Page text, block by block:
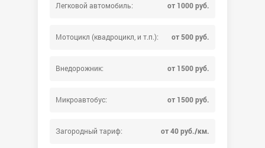
Легковой автомобиль: от 1000 руб.
Мотоцикл (квадроцикл, и т.п.): от 500 руб.
Внедорожник: от 1500 руб.
Микроавтобус: от 1500 руб.
Загородный тариф: от 40 руб./км.